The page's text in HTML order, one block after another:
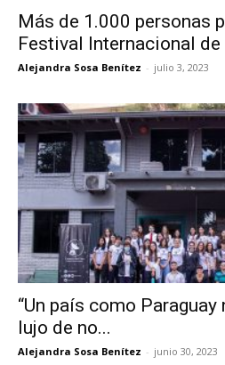
Más de 1.000 personas
Festival Internacional de
Alejandra Sosa Benítez - julio 3, 2023
“Un país como Paraguay
lujo de no...
Alejandra Sosa Benítez - junio 30, 2023